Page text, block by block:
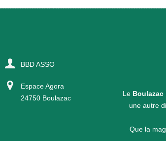
BBD ASSO
Espace Agora
24750 Boulazac
Le Boulazac
une autre
Que la